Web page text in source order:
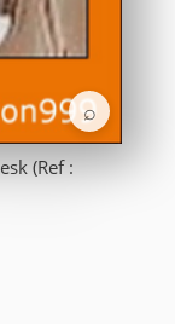
⌕
(Ref :